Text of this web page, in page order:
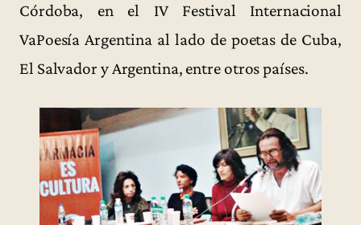
Córdoba, en el IV Festival Internacional
VaPoesía Argentina al lado de poetas de Cuba,
El Salvador y Argentina, entre otros países.